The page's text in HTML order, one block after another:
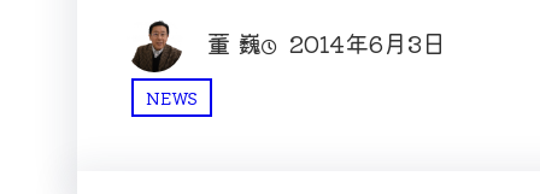
董 巍 2014年6月3日
NEWS